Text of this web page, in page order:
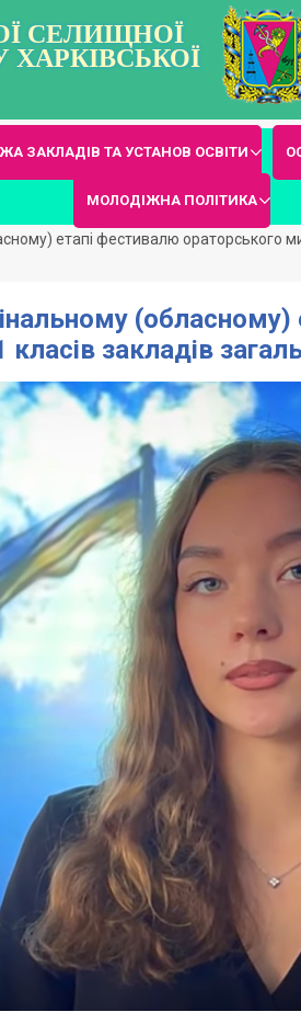
СЕЛИЩНОЇ
ЗАКЛАДІВ ТА УСТАНОВ ОСВІТИ
МОЛОДІЖНА ПОЛІТИКА
етапі фестивалю ораторського
закладів